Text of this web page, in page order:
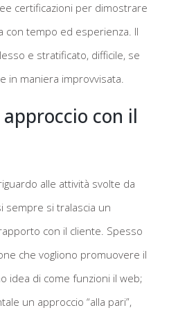
certificazioni per dimostrare
con tempo ed esperienza. Il
e stratificato, difficile, se
in maniera improvvisata.
con il
alle attività svolte da
sempre si tralascia un
con il cliente. Spesso
che vogliono promuovere il
idea di come funzioni il web;
un approccio “alla pari”,